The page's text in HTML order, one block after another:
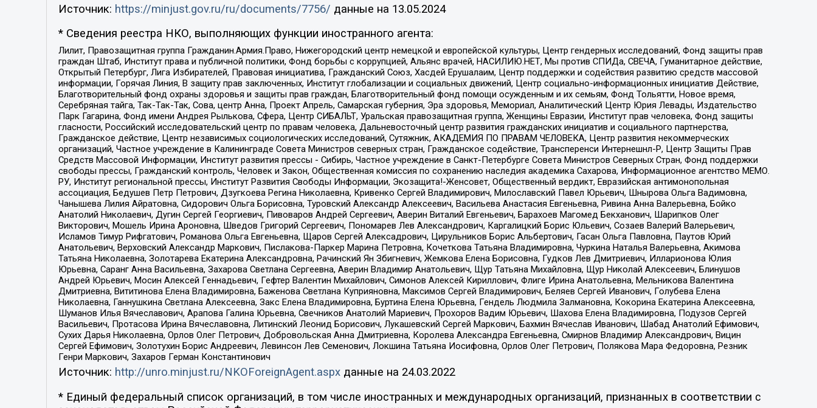
Источник: https://minjust.gov.ru/ru/documents/7756/ данные на 13.05.2024
* Сведения реестра НКО, выполняющих функции иностранного агента:
Лилит, Правозащитная группа Гражданин.Армия.Право, Нижегородский центр немецкой и европейской культуры, Центр гендерных исследований, Фонд защиты прав
граждан Штаб, Институт права и публичной политики, Фонд борьбы с коррупцией, Альянс врачей, НАСИЛИЮ.НЕТ, Мы против СПИДа, СВЕЧА, Гуманитарное действие,
Открытый Петербург, Лига Избирателей, Правовая инициатива, Гражданский Союз, Хасдей Ерушалаим, Центр поддержки и содействия развитию средств массовой
информации, Горячая Линия, В защиту прав заключенных, Институт глобализации и социальных движений, Центр социально-информационных инициатив Действие,
Благотворительный фонд охраны здоровья и защиты прав граждан, Благотворительный фонд помощи осужденным и их семьям, Фонд Тольятти, Новое время,
Серебряная тайга, Так-Так-Так, Сова, центр Анна, Проект Апрель, Самарская губерния, Эра здоровья, Мемориал, Аналитический Центр Юрия Левады, Издательство
Парк Гагарина, Фонд имени Андрея Рылькова, Сфера, Центр СИБАЛЬТ, Уральская правозащитная группа, Женщины Евразии, Институт прав человека, Фонд защиты
гласности, Российский исследовательский центр по правам человека, Дальневосточный центр развития гражданских инициатив и социального партнерства,
Гражданское действие, Центр независимых социологических исследований, Сутяжник, АКАДЕМИЯ ПО ПРАВАМ ЧЕЛОВЕКА, Центр развития некоммерческих
организаций, Частное учреждение в Калининграде Совета Министров северных стран, Гражданское содействие, Трансперенси Интернешнл-Р, Центр Защиты Прав
Средств Массовой Информации, Институт развития прессы - Сибирь, Частное учреждение в Санкт-Петербурге Совета Министров Северных Стран, Фонд поддержки
свободы прессы, Гражданский контроль, Человек и Закон, Общественная комиссия по сохранению наследия академика Сахарова, Информационное агентство МЕМО.
РУ, Институт региональной прессы, Институт Развития Свободы Информации, Экозащита!-Женсовет, Общественный вердикт, Евразийская антимонопольная
ассоциация, Бедушев Петр Петрович, Дзугкоева Регина Николаевна, Кривенко Сергей Владимирович, Милославский Павел Юрьевич, Шнырова Ольга Вадимовна,
Чанышева Лилия Айратовна, Сидорович Ольга Борисовна, Туровский Александр Алексеевич, Васильева Анастасия Евгеньевна, Ривина Анна Валерьевна, Бойко
Анатолий Николаевич, Дугин Сергей Георгиевич, Пивоваров Андрей Сергеевич, Аверин Виталий Евгеньевич, Барахоев Магомед Бекханович, Шарипков Олег
Викторович, Мошель Ирина Ароновна, Шведов Григорий Сергеевич, Пономарев Лев Александрович, Каргалицкий Борис Юльевич, Созаев Валерий Валерьевич,
Исламов Тимур Рифгатович, Романова Ольга Евгеньевна, Щаров Сергей Алексадрович, Цирульников Борис Альбертович, Гасан Ольга Павловна, Паутов Юрий
Анатольевич, Верховский Александр Маркович, Пислакова-Паркер Марина Петровна, Кочеткова Татьяна Владимировна, Чуркина Наталья Валерьевна, Акимова
Татьяна Николаевна, Золотарева Екатерина Александровна, Рачинский Ян Збигневич, Жемкова Елена Борисовна, Гудков Лев Дмитриевич, Илларионова Юлия
Юрьевна, Саранг Анна Васильевна, Захарова Светлана Сергеевна, Аверин Владимир Анатольевич, Щур Татьяна Михайловна, Щур Николай Алексеевич, Блинушов
Андрей Юрьевич, Мосин Алексей Геннадьевич, Гефтер Валентин Михайлович, Симонов Алексей Кириллович, Флиге Ирина Анатольевна, Мельникова Валентина
Дмитриевна, Вититинова Елена Владимировна, Баженова Светлана Куприяновна, Максимов Сергей Владимирович, Беляев Сергей Иванович, Голубева Елена
Николаевна, Ганнушкина Светлана Алексеевна, Закс Елена Владимировна, Буртина Елена Юрьевна, Гендель Людмила Залмановна, Кокорина Екатерина Алексеевна,
Шуманов Илья Вячеславович, Арапова Галина Юрьевна, Свечников Анатолий Мариевич, Прохоров Вадим Юрьевич, Шахова Елена Владимировна, Подузов Сергей
Васильевич, Протасова Ирина Вячеславовна, Литинский Леонид Борисович, Лукашевский Сергей Маркович, Бахмин Вячеслав Иванович, Шабад Анатолий Ефимович,
Сухих Дарья Николаевна, Орлов Олег Петрович, Добровольская Анна Дмитриевна, Королева Александра Евгеньевна, Смирнов Владимир Александрович, Вицин
Сергей Ефимович, Золотухин Борис Андреевич, Левинсон Лев Семенович, Локшина Татьяна Иосифовна, Орлов Олег Петрович, Полякова Мара Федоровна, Резник
Генри Маркович, Захаров Герман Константинович
Источник: http://unro.minjust.ru/NKOForeignAgent.aspxданные на 24.03.2022
* Единый федеральный список организаций, в том числе иностранных и международных организаций, признанных в соответствии с